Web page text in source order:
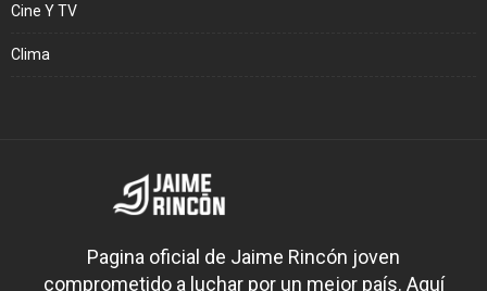
Cine Y TV
Clima
Pagina oficial de Jaime Rincón joven
comprometido a luchar por un mejor país. Aquí